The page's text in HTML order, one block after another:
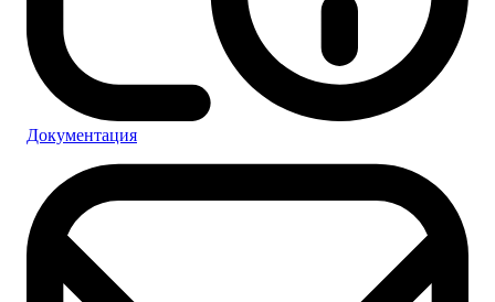
Документация